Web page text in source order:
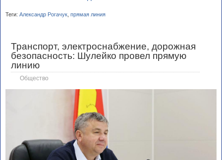
Теги: Александр Рогачук прямая линия
Транспорт, электроснабжение, дорожная
безопасность: Шулейко провел прямую
линию
Общество